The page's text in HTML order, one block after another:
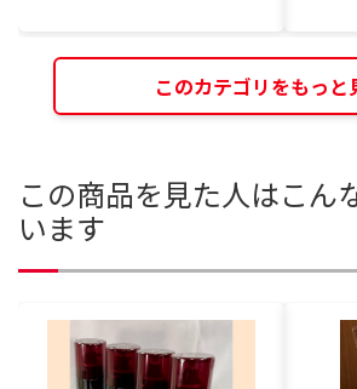
このカテゴリをもっと
この商品を見た人はこん
います